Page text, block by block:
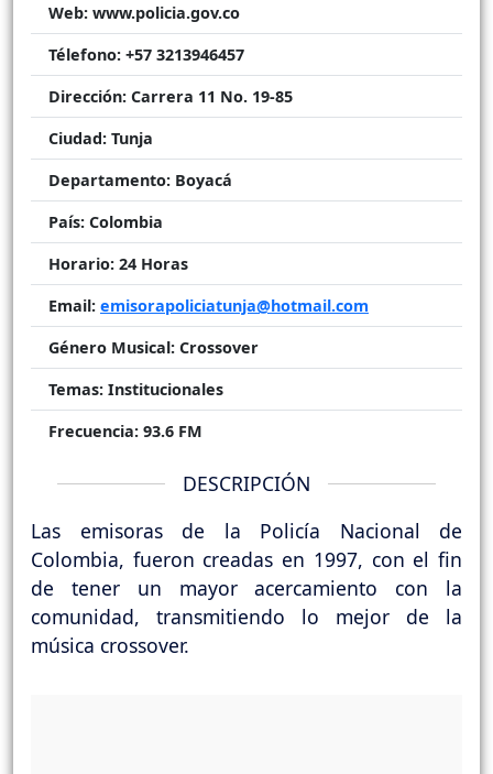
Web: www.policia.gov.co
Télefono: +57 3213946457
Dirección: Carrera 11 No. 19-85
Ciudad: Tunja
Departamento: Boyacá
País: Colombia
Horario: 24 Horas
Email: emisorapoliciatunja@hotmail.com
Género Musical: Crossover
Temas: Institucionales
Frecuencia: 93.6 FM
DESCRIPCIÓN
Las emisoras de la Policía Nacional de
Colombia, fueron creadas en 1997, con el fin
de tener un mayor acercamiento con la
comunidad, transmitiendo lo mejor de la
música crossover.